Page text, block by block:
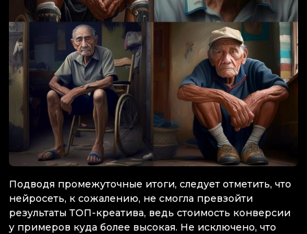
Подводя промежуточные итоги, следует отметить, что
нейросеть, к сожалению, не смогла превзойти
результаты ТОП-креатива, ведь стоимость конверсии
у примеров куда более высокая. Не исключено, что